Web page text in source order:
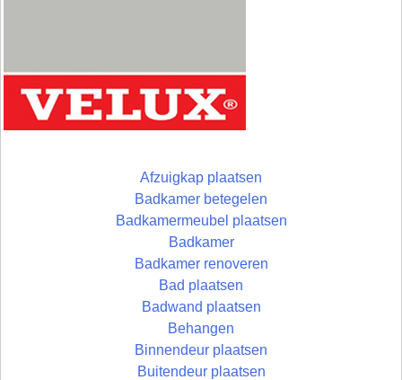
Afzuigkap plaatsen
Badkamer betegelen
Badkamermeubel plaatsen
Badkamer
Badkamer renoveren
Bad plaatsen
Badwand plaatsen
Behangen
Binnendeur plaatsen
Buitendeur plaatsen